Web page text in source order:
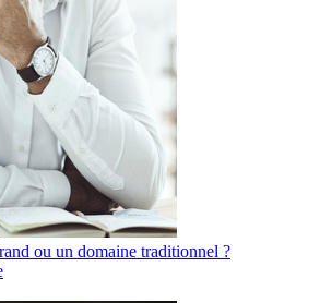
ou un domaine traditionnel ?